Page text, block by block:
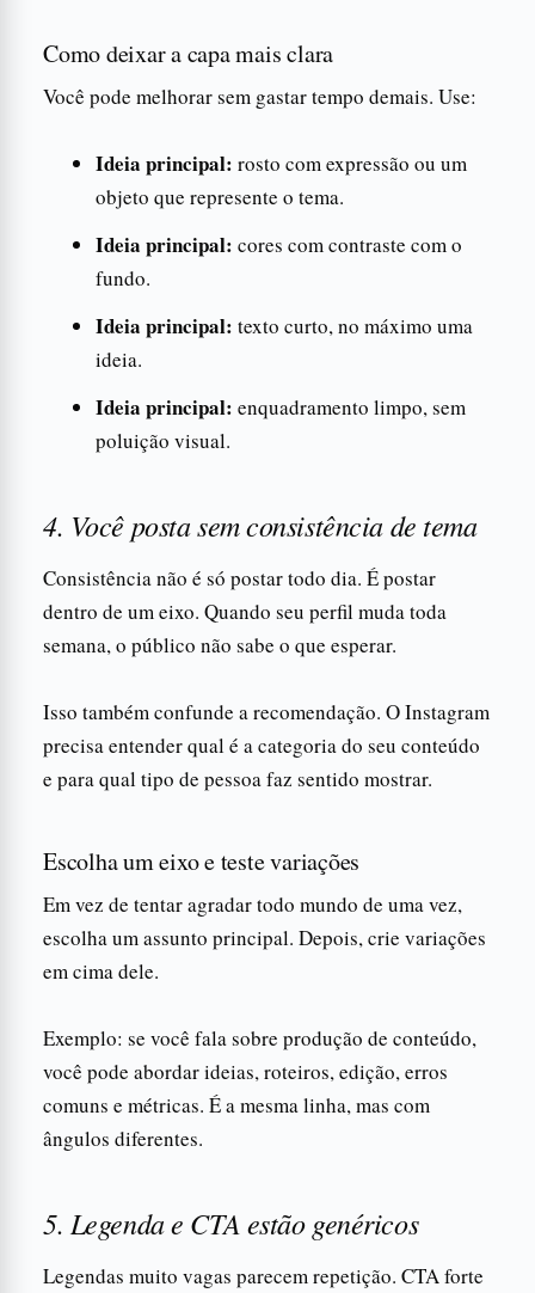
Como deixar a capa mais clara
Você pode melhorar sem gastar tempo demais. Use:
Ideia principal: rosto com expressão ou um
objeto que represente o tema.
Ideia principal: cores com contraste com o
fundo.
Ideia principal: texto curto, no máximo uma
ideia.
Ideia principal: enquadramento limpo, sem
poluição visual.
4. Você posta sem consistência de tema
Consistência não é só postar todo dia. É postar
dentro de um eixo. Quando seu perfil muda toda
semana, o público não sabe o que esperar.
Isso também confunde a recomendação. O Instagram
precisa entender qual é a categoria do seu conteúdo
e para qual tipo de pessoa faz sentido mostrar.
Escolha um eixo e teste variações
Em vez de tentar agradar todo mundo de uma vez,
escolha um assunto principal. Depois, crie variações
em cima dele.
Exemplo: se você fala sobre produção de conteúdo,
você pode abordar ideias, roteiros, edição, erros
comuns e métricas. É a mesma linha, mas com
ângulos diferentes.
5. Legenda e CTA estão genéricos
Legendas muito vagas parecem repetição. CTA forte